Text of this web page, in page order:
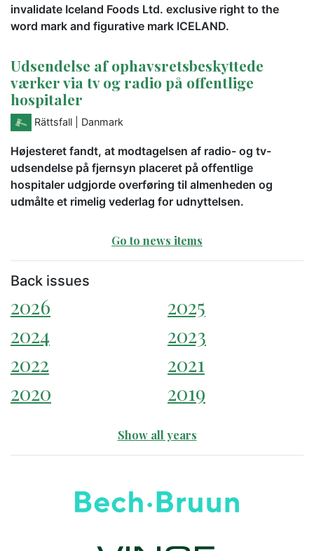
invalidate Iceland Foods Ltd. exclusive right to the
word mark and figurative mark ICELAND.
Udsendelse af ophavsretsbeskyttede
værker via tv og radio på offentlige
hospitaler
Rättsfall | Danmark
Højesteret fandt, at modtagelsen af radio- og tv-
udsendelse på fjernsyn placeret på offentlige
hospitaler udgjorde overføring til almenheden og
udmålte et rimelig vederlag for udnyttelsen.
Go to news items
Back issues
2026
2025
2024
2023
2022
2021
2020
2019
Show all years